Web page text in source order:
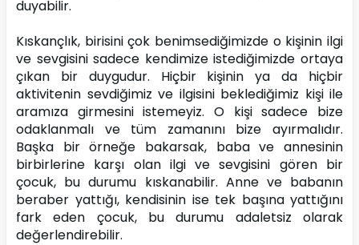
duyabilir.
Kıskançlık, birisini çok benimsediğimizde o kişinin ilgi
ve sevgisini sadece kendimize istediğimizde ortaya
çıkan bir duygudur. Hiçbir kişinin ya da hiçbir
aktivitenin sevdiğimiz ve ilgisini beklediğimiz kişi ile
aramıza girmesini istemeyiz. O kişi sadece bize
odaklanmalı ve tüm zamanını bize ayırmalıdır.
Başka bir örneğe bakarsak, baba ve annesinin
birbirlerine karşı olan ilgi ve sevgisini gören bir
çocuk, bu durumu kıskanabilir. Anne ve babanın
beraber yattığı, kendisinin ise tek başına yattığını
fark eden çocuk, bu durumu adaletsiz olarak
değerlendirebilir.